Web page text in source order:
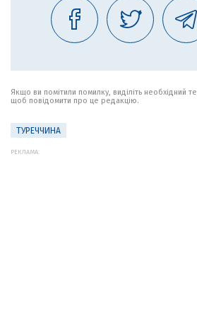
Якщо ви помітили помилку, виділіть необхідний
щоб повідомити про це редакцію.
ТУРЕЧЧИНА
РЕКЛАМА: